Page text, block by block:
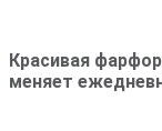
Красивая
меняет